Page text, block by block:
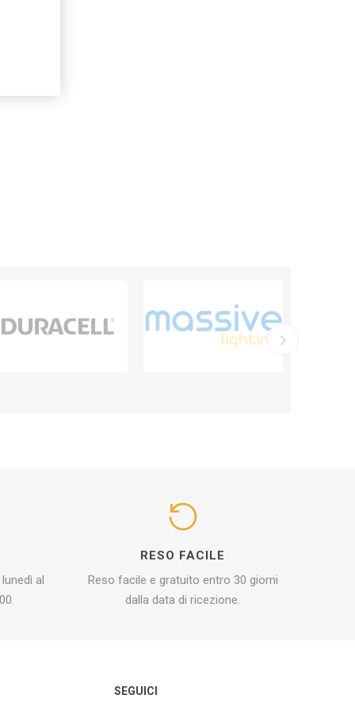
al
RESO FACILE
Reso facile e gratuito entro 30 giorni
dalla data di ricezione.
SEGUICI